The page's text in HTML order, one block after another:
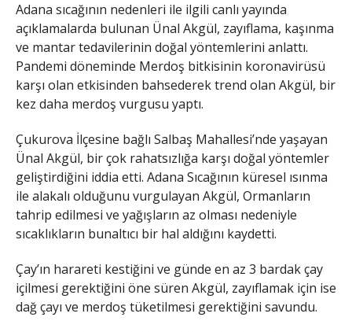
Adana sıcağının nedenleri ile ilgili canlı yayında
açıklamalarda bulunan Ünal Akgül, zayıflama, kaşınma
ve mantar tedavilerinin doğal yöntemlerini anlattı.
Pandemi döneminde Merdoş bitkisinin koronavirüsü
karşı olan etkisinden bahsederek trend olan Akgül, bir
kez daha merdoş vurgusu yaptı.
Çukurova İlçesine bağlı Salbaş Mahallesi’nde yaşayan
Ünal Akgül, bir çok rahatsızlığa karşı doğal yöntemler
geliştirdiğini iddia etti. Adana Sıcağının küresel ısınma
ile alakalı olduğunu vurgulayan Akgül, Ormanların
tahrip edilmesi ve yağışların az olması nedeniyle
sıcaklıkların bunaltıcı bir hal aldığını kaydetti.
Çay’ın harareti kestiğini ve günde en az 3 bardak çay
içilmesi gerektiğini öne süren Akgül, zayıflamak için ise
dağ çayı ve merdoş tüketilmesi gerektiğini savundu.